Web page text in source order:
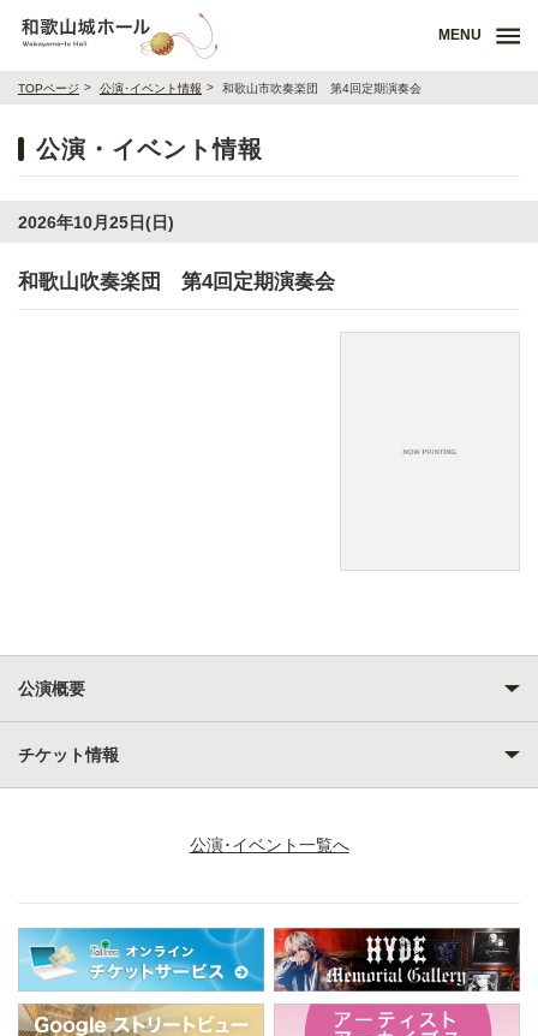
MENU
TOPページ 公演･イベント情報 和歌山市吹奏楽団 第4回定期演奏会
公演・イベント情報
2026年10月25日(日)
和歌山吹奏楽団 第4回定期演奏会
公演概要
チケット情報
公演･イベント一覧へ